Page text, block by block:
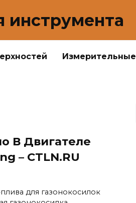
инструмента
Измерительные
В Двигателе
– CTLN.RU
для газонокосилок